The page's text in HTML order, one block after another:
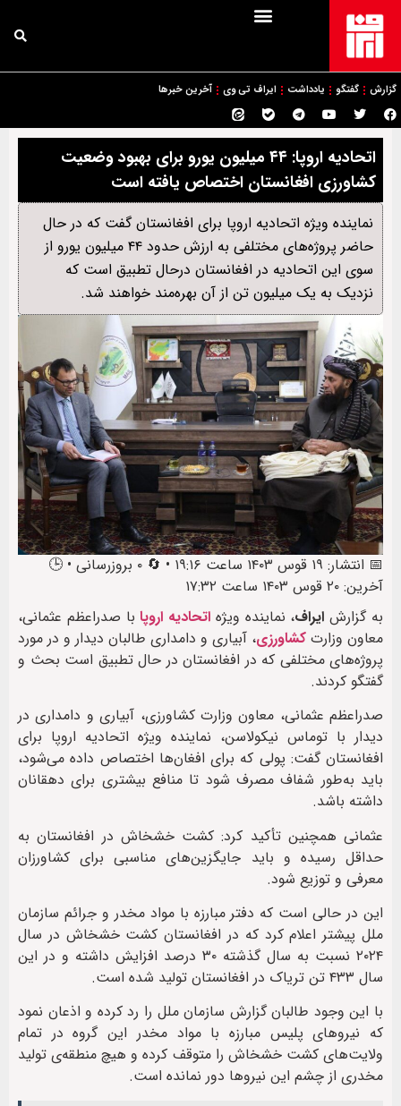
گزارش گفتگو یادداشت ایراف تی وی آخرین خبرها
اتحادیه اروپا: ۴۴ میلیون یورو برای بهبود وضعیت
کشاورزی افغانستان اختصاص یافته است
نماینده ويژه اتحادیه اروپا برای افغانستان گفت که در حال
حاضر پروژه‌های مختلفی به ارزش حدود ۴۴ میلیون یورو از
سوی این اتحادیه در افغانستان درحال تطبیق است که
نزدیک به یک‌ میلیون تن از آن بهره‌مند خواهند شد.
📅 انتشار: ۱۹ قوس ۱۴۰۳ ساعت ۱۹:۱۶ • 🔄 ۰ بروزرسانی • 🕒
آخرین: ۲۰ قوس ۱۴۰۳ ساعت ۱۷:۳۲
به گزارش ایراف، نماینده ويژه اتحادیه اروپابا صدراعظم عثمانی،
معاون وزارت کشاورزی، آبیاری و دامداری طالبان دیدار و در مورد
پروژه‌های مختلفی که در افغانستان در حال تطبیق است بحث و
گفتگو کردند.
صدراعظم عثمانی، معاون وزارت کشاورزی، آبیاری و دامداری در
دیدار با توماس نیکولاسن، نماینده ویژه اتحادیه اروپا برای
افغانستان گفت: پولی که برای افغان‌ها اختصاص داده می‌شود،
باید به‌طور شفاف مصرف شود تا منافع بیشتری برای دهقانان
داشته باشد.
عثمانی همچنین تأکید کرد: کشت خشخاش در افغانستان به
حداقل رسیده و باید جایگزین‌های مناسبی برای کشاورزان
معرفی و توزیع شود.
این در حالی است که دفتر مبارزه با مواد مخدر و جرائم سازمان
ملل پیشتر اعلام کرد که در افغانستان کشت خشخاش در سال
۲۰۲۴ نسبت به سال گذشته ۳۰ درصد افزایش داشته و در این
سال ۴۳۳ تن تریاک در افغانستان تولید شده است.
با این وجود طالبان گزارش سازمان ملل را رد کرده و اذعان نمود
که نیروهای پلیس مبارزه با مواد مخدر این گروه در تمام
ولایت‌های کشت خشخاش را متوقف کرده و هیچ منطقه‌ی تولید
مخدری از چشم این نیروها دور نمانده است.